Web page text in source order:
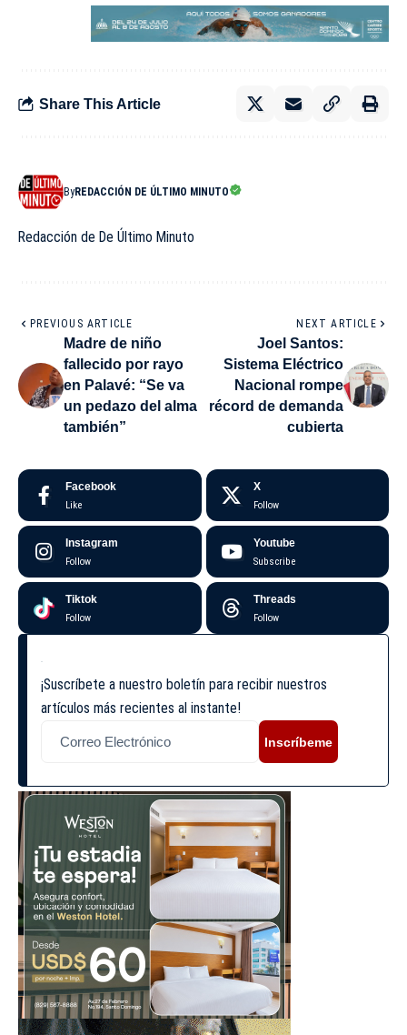
Share This Article
ByREDACCIÓN DE ÚLTIMO MINUTO
Redacción de De Último Minuto
PREVIOUS ARTICLE
Madre de niño
fallecido por rayo
en Palavé: “Se va
un pedazo del alma
también”
NEXT ARTICLE
Joel Santos:
Sistema Eléctrico
Nacional rompe
récord de demanda
cubierta
Facebook
Like
X
Follow
Instagram
Follow
Youtube
Subscribe
Tiktok
Follow
Threads
Follow
¡Suscríbete a nuestro boletín para recibir nuestros
artículos más recientes al instante!
Inscríbeme